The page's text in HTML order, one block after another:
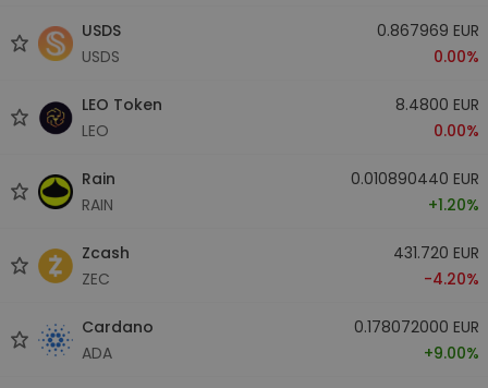
USDS
USDS
0.867969 EUR
0.00%
LEO Token
LEO
8.4800 EUR
0.00%
Rain
RAIN
0.010890440 EUR
+1.20%
Zcash
ZEC
431.720 EUR
-4.20%
Cardano
ADA
0.178072000 EUR
+9.00%